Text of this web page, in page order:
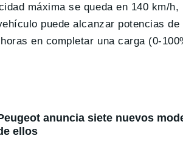
máxima se queda en 140 km/
puede alcanzar potencias
en completar una carga (0-
anuncia siete nuevos
ellos